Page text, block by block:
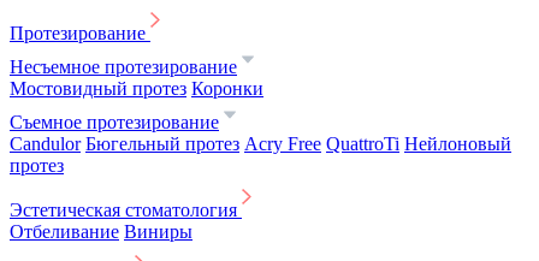
Протезирование
Несъемное протезирование
Мостовидный протез Коронки
Съемное протезирование
Candulor Бюгельный протез Acry Free QuattroTi Нейлоновый
протез
Эстетическая стоматология
Отбеливание Виниры